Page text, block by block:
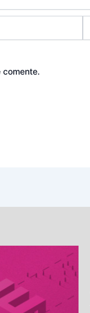
comente.